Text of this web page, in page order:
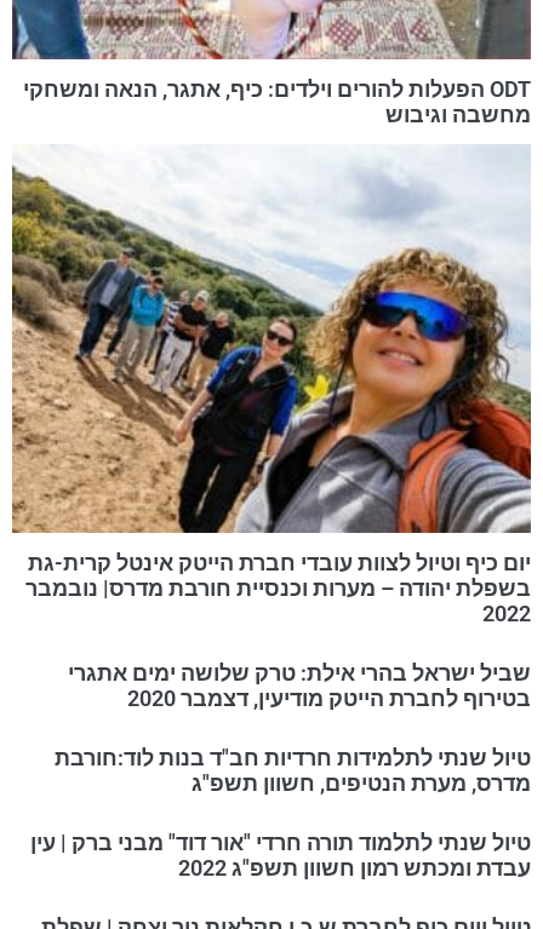
ODT הפעלות להורים וילדים: כיף, אתגר, הנאה ומשחקי
מחשבה וגיבוש
יום כיף וטיול לצוות עובדי חברת הייטק אינטל קרית-גת
בשפלת יהודה – מערות וכנסיית חורבת מדרס| נובמבר
2022
שביל ישראל בהרי אילת: טרק שלושה ימים אתגרי
בטירוף לחברת הייטק מודיעין, דצמבר 2020
טיול שנתי לתלמידות חרדיות חב"ד בנות לוד:חורבת
מדרס, מערת הנטיפים, חשוון תשפ"ג
טיול שנתי לתלמוד תורה חרדי "אור דוד" מבני ברק | עין
עבדת ומכתש רמון חשוון תשפ"ג 2022